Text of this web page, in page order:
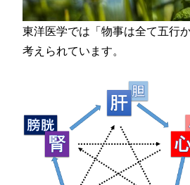
東洋医学では「物事は全て五行
考えられています。